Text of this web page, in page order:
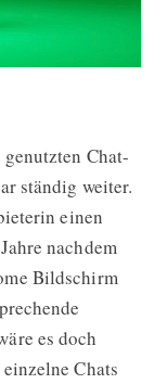
Chat-
ständig weiter.
einen
nachdem
Bildschirm
es doch
Chats